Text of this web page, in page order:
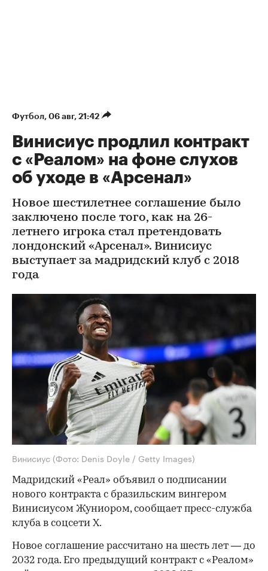
Футбол⁠, 06 авг, 21:42
Винисиус продлил контракт
с «Реалом» на фоне слухов
об уходе в «Арсенал»
Новое шестилетнее соглашение было
заключено после того, как на 26-
летнего игрока стал претендовать
лондонский «Арсенал». Винисиус
выступает за мадридский клуб с 2018
года
Винисиус (Фото: Denis Doyle / Getty Images)
Мадридский «Реал» объявил о подписании
нового контракта с бразильским вингером
Винисиусом Жуниором, сообщает пресс-служба
клуба в соцсети X.
Новое соглашение рассчитано на шесть лет — до
2032 года. Его предыдущий контракт с «Реалом»